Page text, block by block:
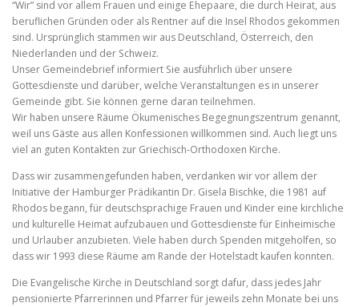
“Wir” sind vor allem Frauen und einige Ehepaare, die durch Heirat, aus
beruflichen Gründen oder als Rentner auf die Insel Rhodos gekommen
sind. Ursprünglich stammen wir aus Deutschland, Österreich, den
Niederlanden und der Schweiz.
Unser Gemeindebrief informiert Sie ausführlich über unsere
Gottesdienste und darüber, welche Veranstaltungen es in unserer
Gemeinde gibt. Sie können gerne daran teilnehmen.
Wir haben unsere Räume Ökumenisches Begegnungszentrum genannt,
weil uns Gäste aus allen Konfessionen willkommen sind. Auch liegt uns
viel an guten Kontakten zur Griechisch-Orthodoxen Kirche.
Dass wir zusammengefunden haben, verdanken wir vor allem der
Initiative der Hamburger Prädikantin Dr. Gisela Bischke, die 1981 auf
Rhodos begann, für deutschsprachige Frauen und Kinder eine kirchliche
und kulturelle Heimat aufzubauen und Gottesdienste für Einheimische
und Urlauber anzubieten. Viele haben durch Spenden mitgeholfen, so
dass wir 1993 diese Räume am Rande der Hotelstadt kaufen konnten.
Die Evangelische Kirche in Deutschland sorgt dafur, dass jedes Jahr
pensionierte Pfarrerinnen und Pfarrer für jeweils zehn Monate bei uns